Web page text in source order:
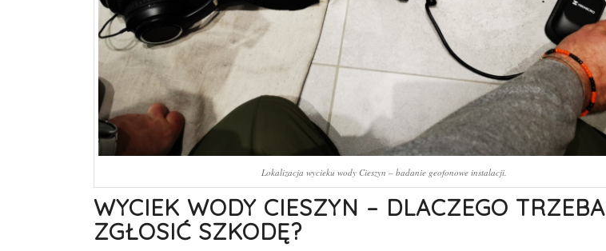
Lokalizacja wycieku wody Cieszyn – badanie geofonowe instalacji.
WYCIEK WODY CIESZYN – DLACZEGO TRZEBA
ZGŁOSIĆ SZKODĘ?